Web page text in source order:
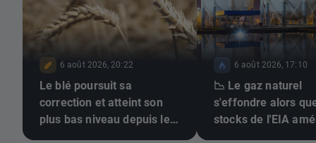
6 août 2026, 20:22
Le blé poursuit sa
correction et atteint son
plus bas niveau depuis le
6 août 2026, 17:10
📉 Le gaz naturel
s'effondre alors
stocks de l'EIA